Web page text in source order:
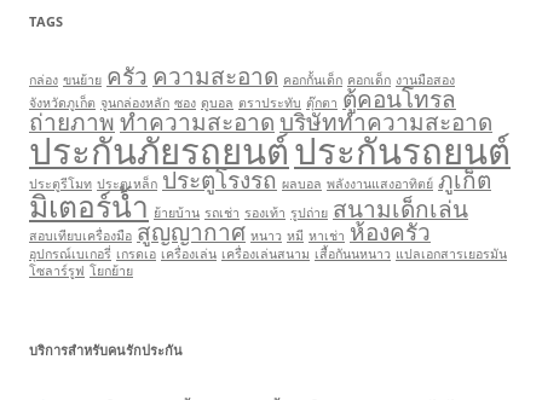
TAGS
กล่อง ขนย้าย ครัว ความสะอาด คอกกั้นเด็ก คอกเด็ก งานมือสอง
จังหวัดภูเก็ต จูนกล่องหลัก ซอง ดูบอล ตราประทับ ตุ๊กตา ตู้คอนโทรล
ถ่ายภาพทำความสะอาดบริษัททำความสะอาด
ประกันภัยรถยนต์ประกันรถยนต์
ประตูรีโมท ประตูเหล็ก ประตูโรงรถ ผลบอล พลังงานแสงอาทิตย์ ภูเก็ต
มิเตอร์น้ำ ย้ายบ้าน รถเช่า รองเท้า รูปถ่าย สนามเด็กเล่น
สอบเทียบเครื่องมือ สูญญากาศ หนาว หมี หาเช่า ห้องครัว
อุปกรณ์เบเกอรี่ เกรดเอ เครื่องเล่น เครื่องเล่นสนาม เสื้อกันนหนาว แปลเอกสารเยอรมัน
โซลาร์รูฟ โยกย้าย
บริการสำหรับคนรักประกัน